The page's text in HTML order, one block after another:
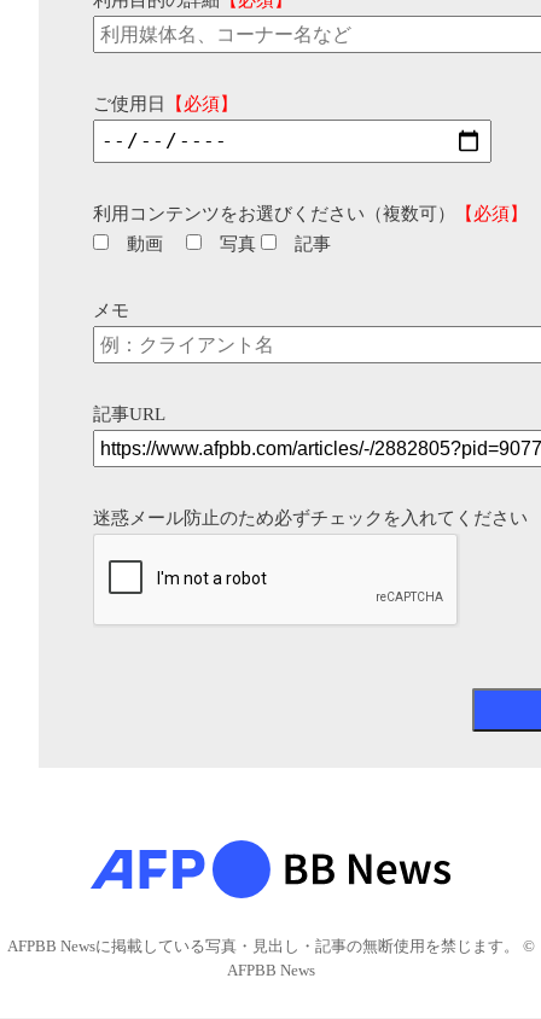
ご使用日 【必須】
利用コンテンツをお選びください（複数可）
【必須】
動画
写真 記事
メモ
記事URL
迷惑メール防止のため必ずチェックを入れてください
AFPBB Newsに掲載している写真・見出し・記事の無断使用を禁じます。 ©
AFPBB News